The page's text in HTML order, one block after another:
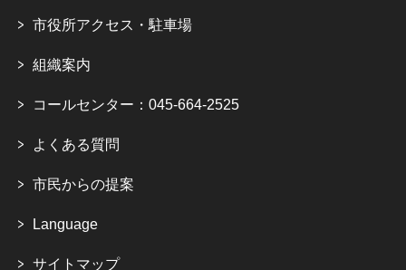
市役所アクセス・駐車場
組織案内
コールセンター：045-664-2525
よくある質問
市民からの提案
Language
サイトマップ